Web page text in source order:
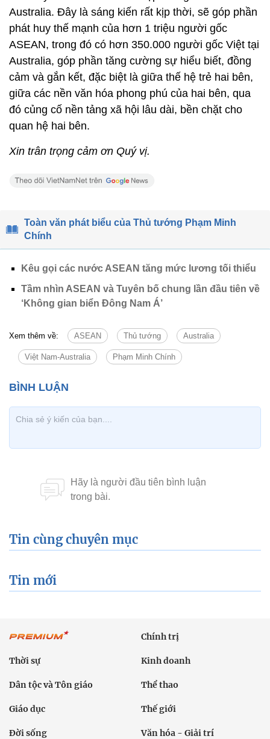
Australia. Đây là sáng kiến rất kịp thời, sẽ góp phần
phát huy thế mạnh của hơn 1 triệu người gốc
ASEAN, trong đó có hơn 350.000 người gốc Việt tại
Australia, góp phần tăng cường sự hiểu biết, đồng
cảm và gắn kết, đặc biệt là giữa thế hệ trẻ hai bên,
giữa các nền văn hóa phong phú của hai bên, qua
đó củng cố nền tảng xã hội lâu dài, bền chặt cho
quan hệ hai bên.
Xin trân trọng cảm ơn Quý vị.
Toàn văn phát biểu của Thủ tướng Phạm Minh
Chính
Kêu gọi các nước ASEAN tăng mức lương tối thiểu
Tầm nhìn ASEAN và Tuyên bố chung lần đầu tiên về
‘Không gian biển Đông Nam Á’
Xem thêm về: ASEAN Thủ tướng Australia
Việt Nam-Australia Phạm Minh Chính
Tin cùng chuyên mục
Tin mới
Chính trị
Thời sự Kinh doanh
Dân tộc và Tôn giáo Thể thao
Giáo dục Thế giới
Đời sống Văn hóa - Giải trí